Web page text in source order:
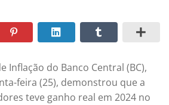
Inflação do Banco Central (BC),
feira (25), demonstrou que a
teve ganho real em 2024 no